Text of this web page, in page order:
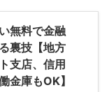
無料で金融
裏技【地方
支店、信用
金庫もOK】